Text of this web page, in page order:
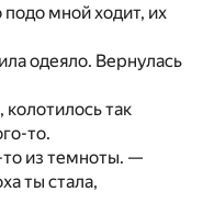
подо мной ходит, их
одеяло. Вернулась
так
то.
из темноты. —
ты стала,